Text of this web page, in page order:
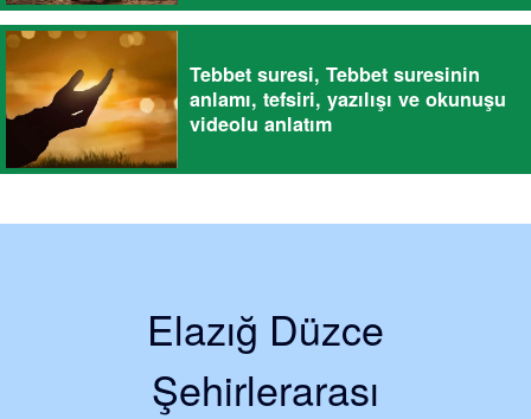
Tebbet suresi, Tebbet suresinin
anlamı, tefsiri, yazılışı ve okunuşu
videolu anlatım
Elazığ Düzce
Şehirlerarası